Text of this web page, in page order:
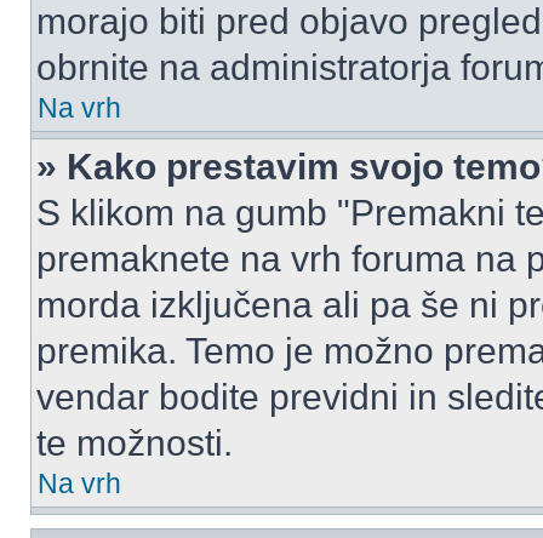
morajo biti pred objavo
obrnite na administratorja
Na vrh
» Kako prestavim svojo
S klikom na gumb "Premakni
premaknete na vrh foruma na
morda izključena ali pa še ni
premika. Temo je možno
vendar bodite previdni in
te možnosti.
Na vrh